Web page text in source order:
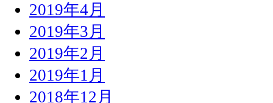
2019年4月
2019年3月
2019年2月
2019年1月
2018年12月